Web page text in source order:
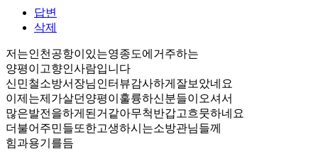
답변
삭제
저는인천공항이있는영종도에거주하는
양평이고향인사람입니다
신민철소방서장님인터뷰감사하게잘보았네요
이제는제가살던양평이훌륭하신분들이오셔서
많은발전을하게된거같아무척반갑고흐뭇하네요
더불어주민들또한고생하시는소방관님들께
힘과용기를듬